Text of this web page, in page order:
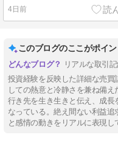
4日前
このブログのここがポイン
リアルな取引
投資経験を反映した詳細な売買
しての熱意と冷静さを兼ね備
行き先を生き生きと伝え、成長
なっている。絶え間ない利益
と感情の動きをリアルに表現し